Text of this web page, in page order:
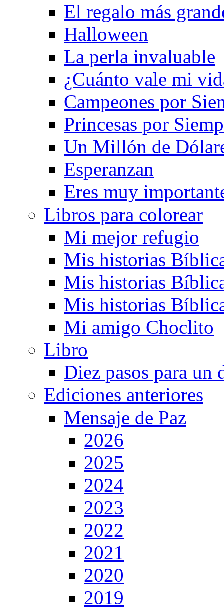
El regalo más
Halloween
La perla invaluable
¿Cuánto vale mi
Campeones por
Princesas por
Un Millón de
Esperanzan
Eres muy
Libros para colorear
Mi mejor refugio
Mis historias
Mis historias
Mis historias
Mi amigo Choclito
Libro
Diez pasos para
Ediciones anteriores
Mensaje de Paz
2026
2025
2024
2023
2022
2021
2020
2019